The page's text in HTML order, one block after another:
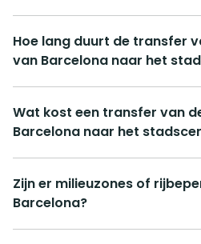
Hoe lang duurt de transfer
van Barcelona naar het
Wat kost een transfer van
Barcelona naar het
Zijn er milieuzones of
Barcelona?